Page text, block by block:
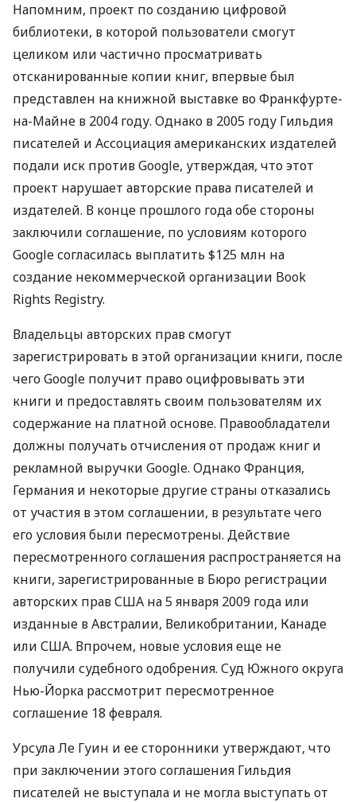
Напомним, проект по созданию цифровой
библиотеки, в которой пользователи смогут
целиком или частично просматривать
отсканированные копии книг, впервые был
представлен на книжной выставке во Франкфурте-
на-Майне в 2004 году. Однако в 2005 году Гильдия
писателей и Ассоциация американских издателей
подали иск против Google, утверждая, что этот
проект нарушает авторские права писателей и
издателей. В конце прошлого года обе стороны
заключили соглашение, по условиям которого
Google согласилась выплатить $125 млн на
создание некоммерческой организации Book
Rights Registry.
Владельцы авторских прав смогут
зарегистрировать в этой организации книги, после
чего Google получит право оцифровывать эти
книги и предоставлять своим пользователям их
содержание на платной основе. Правообладатели
должны получать отчисления от продаж книг и
рекламной выручки Google. Однако Франция,
Германия и некоторые другие страны отказались
от участия в этом соглашении, в результате чего
его условия были пересмотрены. Действие
пересмотренного соглашения распространяется на
книги, зарегистрированные в Бюро регистрации
авторских прав США на 5 января 2009 года или
изданные в Австралии, Великобритании, Канаде
или США. Впрочем, новые условия еще не
получили судебного одобрения. Суд Южного округа
Нью-Йорка рассмотрит пересмотренное
соглашение 18 февраля.
Урсула Ле Гуин и ее сторонники утверждают, что
при заключении этого соглашения Гильдия
писателей не выступала и не могла выступать от